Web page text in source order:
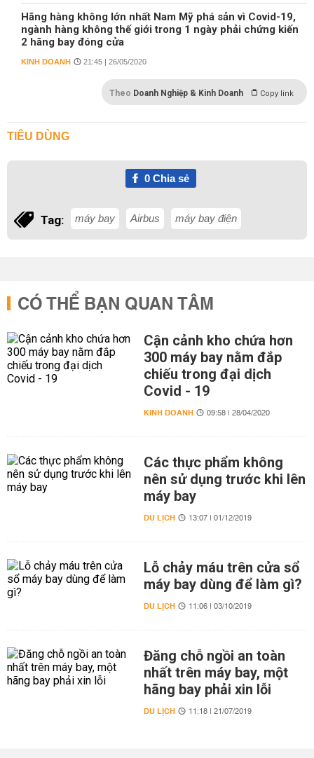
Hãng hàng không lớn nhất Nam Mỹ phá sản vì Covid-19,
ngành hàng không thế giới trong 1 ngày phải chứng kiến
2 hãng bay đóng cửa
KINH DOANH 21:45 | 26/05/2020
Theo Doanh Nghiệp & Kinh Doanh Copy link
TIÊU DÙNG
0Chia sẻ
Tag: máy bay Airbus máy bay điện
CÓ THỂ BẠN QUAN TÂM
Cận cảnh kho chứa hơn
300 máy bay nằm đắp
chiếu trong đại dịch
Covid - 19
KINH DOANH 09:58 | 28/04/2020
Các thực phẩm không
nên sử dụng trước khi lên
máy bay
DU LỊCH 13:07 | 01/12/2019
Lỗ chảy máu trên cửa sổ
máy bay dùng để làm gì?
DU LỊCH 11:06 | 03/10/2019
Đăng chỗ ngồi an toàn
nhất trên máy bay, một
hãng bay phải xin lỗi
DU LỊCH 11:18 | 21/07/2019